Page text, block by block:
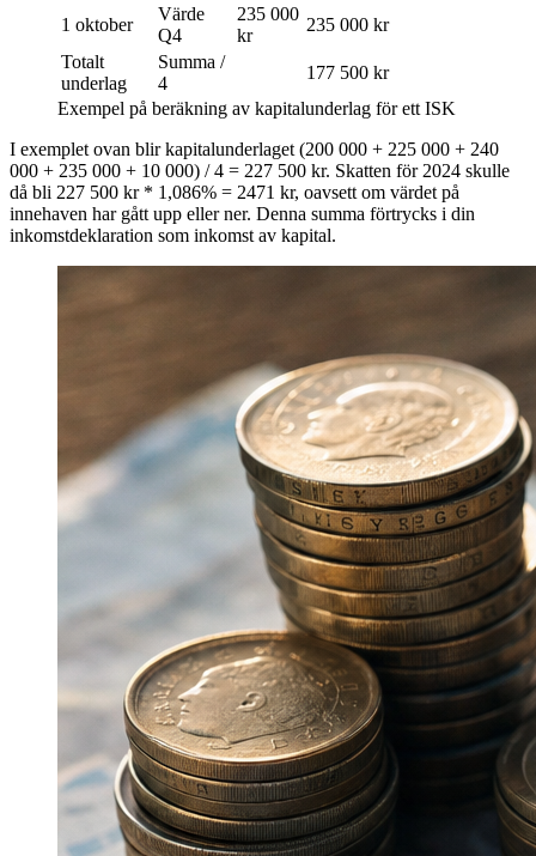
1 oktober
Värde
Q4
235 000
kr
235 000 kr
Totalt
underlag
Summa /
4
177 500 kr
Exempel på beräkning av kapitalunderlag för ett ISK
I exemplet ovan blir kapitalunderlaget (200 000 + 225 000 + 240
000 + 235 000 + 10 000) / 4 = 227 500 kr. Skatten för 2024 skulle
då bli 227 500 kr * 1,086% = 2471 kr, oavsett om värdet på
innehaven har gått upp eller ner. Denna summa förtrycks i din
inkomstdeklaration som inkomst av kapital.